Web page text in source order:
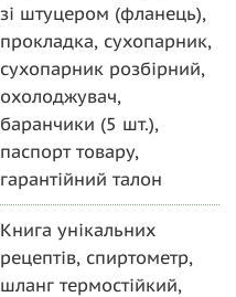
зі штуцером (фланець),
прокладка, сухопарник,
сухопарник розбірний,
охолоджувач,
баранчики (5 шт.),
паспорт товару,
гарантійний талон
Книга унікальних
рецептів, спиртометр,
шланг термостійкий,